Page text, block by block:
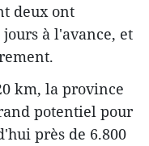
deux ont
à l'avance, et
km, la province
potentiel pour
près de 6.800